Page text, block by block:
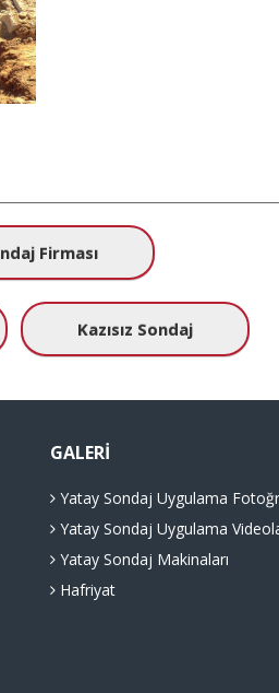
Firması
Kazısız Sondaj
GALERI
Yatay Sondaj Uygulama
Yatay Sondaj Uygulama
Yatay Sondaj Makinaları
Hafriyat